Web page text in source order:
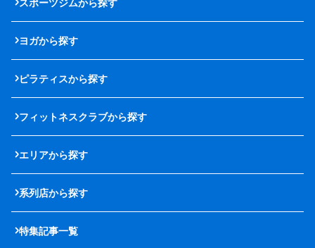
ヨガから探す
ピラティスから探す
フィットネスクラブから探す
エリアから探す
系列店から探す
特集記事一覧